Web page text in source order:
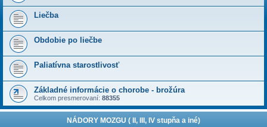
Liečba
Obdobie po liečbe
Paliatívna starostlivosť
Základné informácie o chorobe - brožúra
Celkom presmerovaní: 88355
NÁDORY MOZGU ( II, III, IV stupňa a iné)